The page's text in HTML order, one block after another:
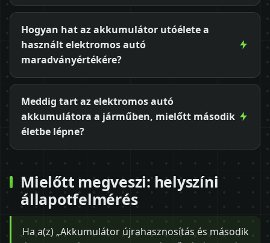
Hogyan hat az akkumulátor utóélete a
használt elektromos autó
maradványértékére?
Meddig tart az elektromos autó
akkumulátora a járműben, mielőtt második
életbe lépne?
Mielőtt megveszi: helyszíni
állapotfelmérés
Ha a(z) „Akkumulátor újrahasznosítás és második